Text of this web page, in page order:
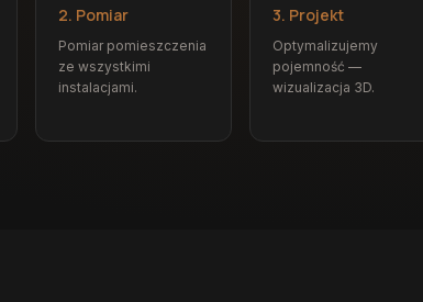
2. Pomiar
Pomiar pomieszczenia
ze wszystkimi
instalacjami.
3. Projekt
Optymalizujemy
pojemność —
wizualizacja 3D.